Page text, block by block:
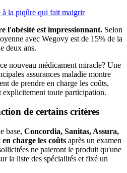
à la piqûre qui fait maigrir
l'obésité est impressionnant. Selon
avec Wegovy est de 15% de la
deux ans.
nouveau médicament miracle? Une
assurances maladie montre
de prendre en charge les coûts,
toute participation.
de certains critères
base, Concordia, Sanitas, Assura,
charge les coûts après un examen
ne paieront le produit qu'une
la liste des spécialités et fixé un